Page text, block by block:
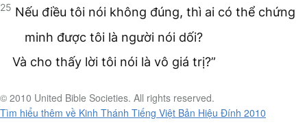
25 Nếu điều tôi nói không đúng, thì ai có thể chứng
minh được tôi là người nói dối?
Và cho thấy lời tôi nói là vô giá trị?”
© 2010 United Bible Societies. All rights reserved.
Tìm hiểu thêm về Kinh Thánh Tiếng Việt Bản Hiệu Đính 2010